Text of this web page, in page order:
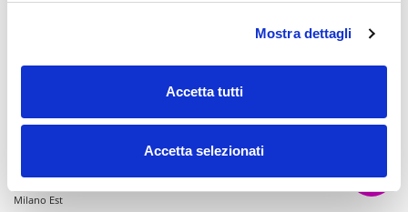
Mostra dettagli
Accetta tutti
Accetta selezionati
AUG 2026 10:00-20:30
Milano Est
anni